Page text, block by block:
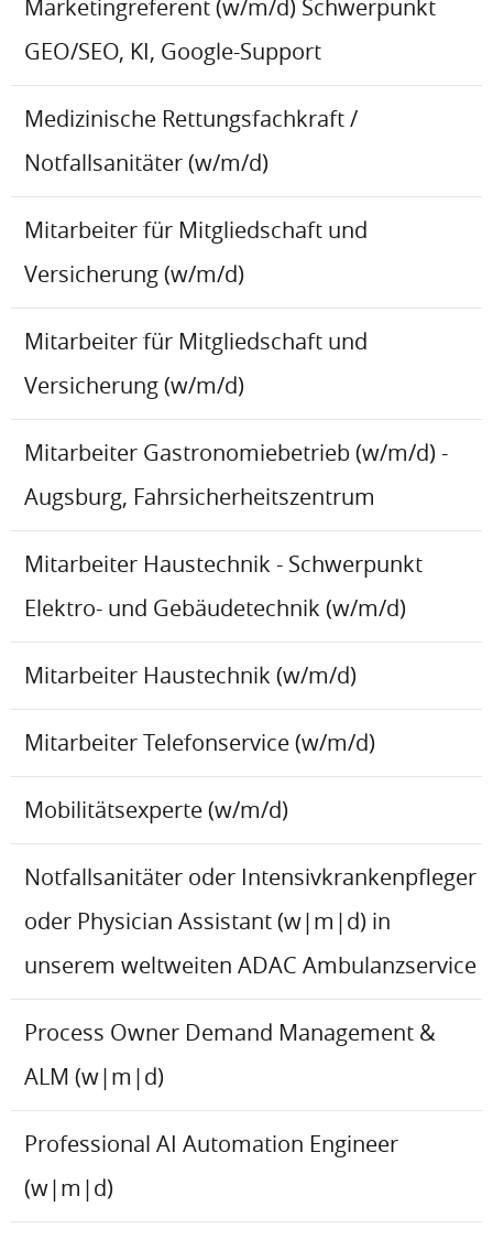
Marketingreferent (w/m/d) Schwerpunkt
GEO/SEO, KI, Google-Support
Medizinische Rettungsfachkraft /
Notfallsanitäter (w/m/d)
Mitarbeiter für Mitgliedschaft und
Versicherung (w/m/d)
Mitarbeiter für Mitgliedschaft und
Versicherung (w/m/d)
Mitarbeiter Gastronomiebetrieb (w/m/d) -
Augsburg, Fahrsicherheitszentrum
Mitarbeiter Haustechnik - Schwerpunkt
Elektro- und Gebäudetechnik (w/m/d)
Mitarbeiter Haustechnik (w/m/d)
Mitarbeiter Telefonservice (w/m/d)
Mobilitätsexperte (w/m/d)
Notfallsanitäter oder Intensivkrankenpfleger
oder Physician Assistant (w|m|d) in
unserem weltweiten ADAC Ambulanzservice
Process Owner Demand Management &
ALM (w|m|d)
Professional AI Automation Engineer
(w|m|d)